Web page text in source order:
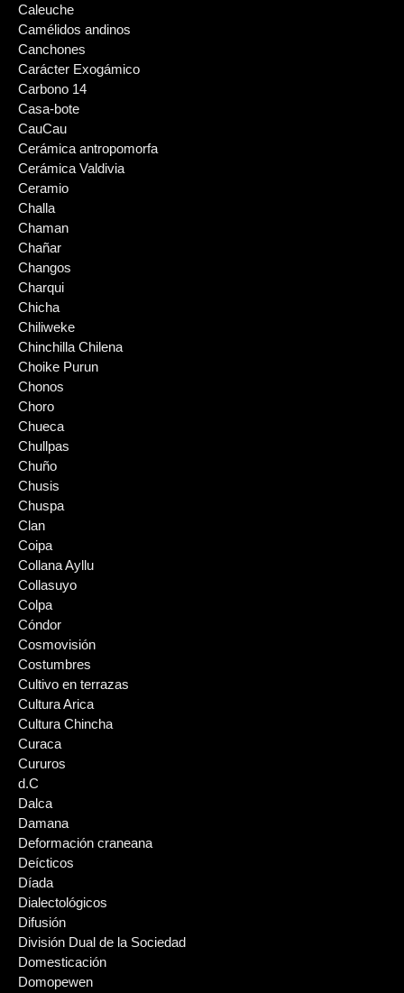
Caleuche
Camélidos andinos
Canchones
Carácter Exogámico
Carbono 14
Casa-bote
CauCau
Cerámica antropomorfa
Cerámica Valdivia
Ceramio
Challa
Chaman
Chañar
Changos
Charqui
Chicha
Chiliweke
Chinchilla Chilena
Choike Purun
Chonos
Choro
Chueca
Chullpas
Chuño
Chusis
Chuspa
Clan
Coipa
Collana Ayllu
Collasuyo
Colpa
Cóndor
Cosmovisión
Costumbres
Cultivo en terrazas
Cultura Arica
Cultura Chincha
Curaca
Cururos
d.C
Dalca
Damana
Deformación craneana
Deícticos
Díada
Dialectológicos
Difusión
División Dual de la Sociedad
Domesticación
Domopewen